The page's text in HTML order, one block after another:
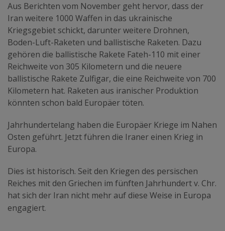
Aus Berichten vom November geht hervor, dass der
Iran weitere 1000 Waffen in das ukrainische
Kriegsgebiet schickt, darunter weitere Drohnen,
Boden-Luft-Raketen und ballistische Raketen. Dazu
gehören die ballistische Rakete Fateh-110 mit einer
Reichweite von 305 Kilometern und die neuere
ballistische Rakete Zulfigar, die eine Reichweite von 700
Kilometern hat. Raketen aus iranischer Produktion
könnten schon bald Europäer töten.
Jahrhundertelang haben die Europäer Kriege im Nahen
Osten geführt. Jetzt führen die Iraner einen Krieg in
Europa.
Dies ist historisch. Seit den Kriegen des persischen
Reiches mit den Griechen im fünften Jahrhundert v. Chr.
hat sich der Iran nicht mehr auf diese Weise in Europa
engagiert.